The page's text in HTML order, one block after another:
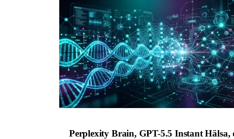
Perplexity Brain, GPT-5.5 Instant